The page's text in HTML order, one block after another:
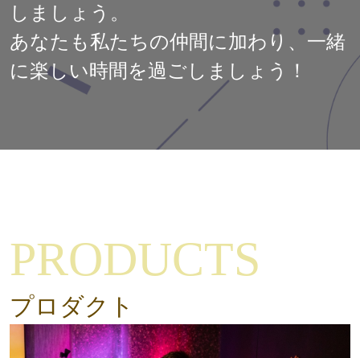
しましょう。
あなたも私たちの仲間に加わり、一緒
に楽しい時間を過ごしましょう！
PRODUCTS
プロダクト